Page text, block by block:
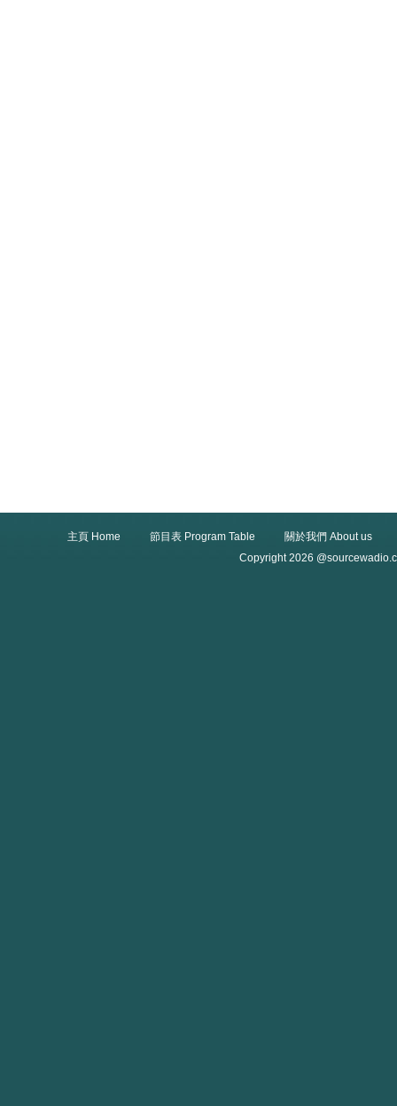
主頁 Home 節目表 Program Table
關於我們 About us
Copyright 2026